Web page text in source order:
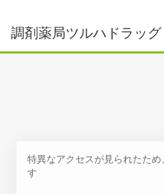
調剤薬局ツルハドラッ
特異なアクセスが見られたた
す